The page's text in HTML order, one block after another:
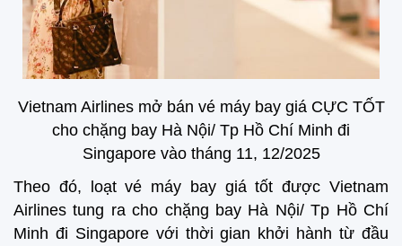
Vietnam Airlines mở bán vé máy bay giá CỰC TỐT
cho chặng bay Hà Nội/ Tp Hồ Chí Minh đi
Singapore vào tháng 11, 12/2025
Theo đó, loạt vé máy bay giá tốt được Vietnam
Airlines tung ra cho chặng bay Hà Nội/ Tp Hồ Chí
Minh đi Singapore với thời gian khởi hành từ đầu